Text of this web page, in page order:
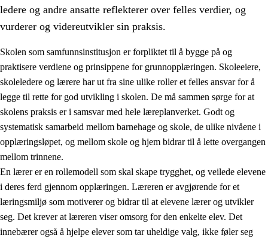
3. Prinsipper for skolens praksis
Et inkluderende læringsmiljø
3.2 Undervisning og tilpasset opplæring
3.3 Samarbeid mellom hjem og skole
3.4 Opplæring i lærebedrift og arbeidsliv
ledere og andre ansatte reflekterer over felles verdier, og
vurderer og videreutvikler sin praksis.
Skolen som samfunnsinstitusjon er forpliktet til å bygge på og
praktisere verdiene og prinsippene for grunnopplæringen. Skoleeiere,
skoleledere og lærere har ut fra sine ulike roller et felles ansvar for å
legge til rette for god utvikling i skolen. De må sammen sørge for at
skolens praksis er i samsvar med hele læreplanverket. Godt og
systematisk samarbeid mellom barnehage og skole, de ulike nivåene i
opplæringsløpet, og mellom skole og hjem bidrar til å lette overgangen
mellom trinnene.
En lærer er en rollemodell som skal skape trygghet, og veilede elevene
i deres ferd gjennom opplæringen. Læreren er avgjørende for et
læringsmiljø som motiverer og bidrar til at elevene lærer og utvikler
seg. Det krever at læreren viser omsorg for den enkelte elev. Det
innebærer også å hjelpe elever som tar uheldige valg, ikke føler seg